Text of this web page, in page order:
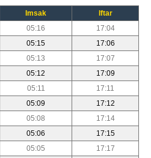
Imsak
Iftar
05:16
17:04
05:15
17:06
05:13
17:07
05:12
17:09
05:11
17:11
05:09
17:12
05:08
17:14
05:06
17:15
05:05
17:17